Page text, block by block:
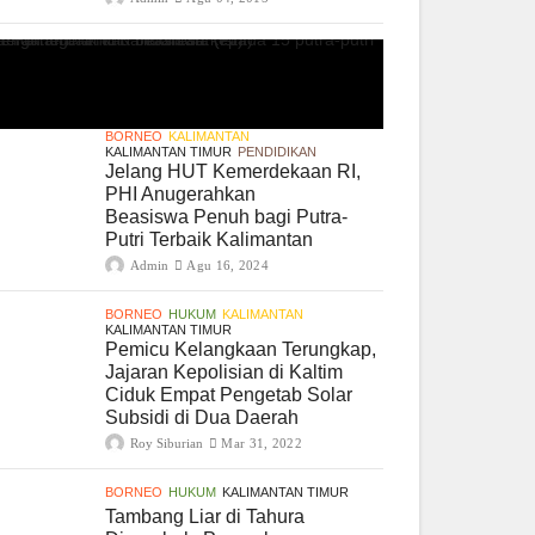
BORNEO KALIMANTAN
KALIMANTAN TIMUR PENDIDIKAN
Jelang HUT Kemerdekaan RI,
PHI Anugerahkan
Beasiswa Penuh bagi Putra-
Putri Terbaik Kalimantan
Admin Agu 16, 2024
BORNEO HUKUM KALIMANTAN
KALIMANTAN TIMUR
Pemicu Kelangkaan Terungkap,
Jajaran Kepolisian di Kaltim
Ciduk Empat Pengetab Solar
Subsidi di Dua Daerah
Roy Siburian Mar 31, 2022
BORNEO HUKUM KALIMANTAN TIMUR
Tambang Liar di Tahura